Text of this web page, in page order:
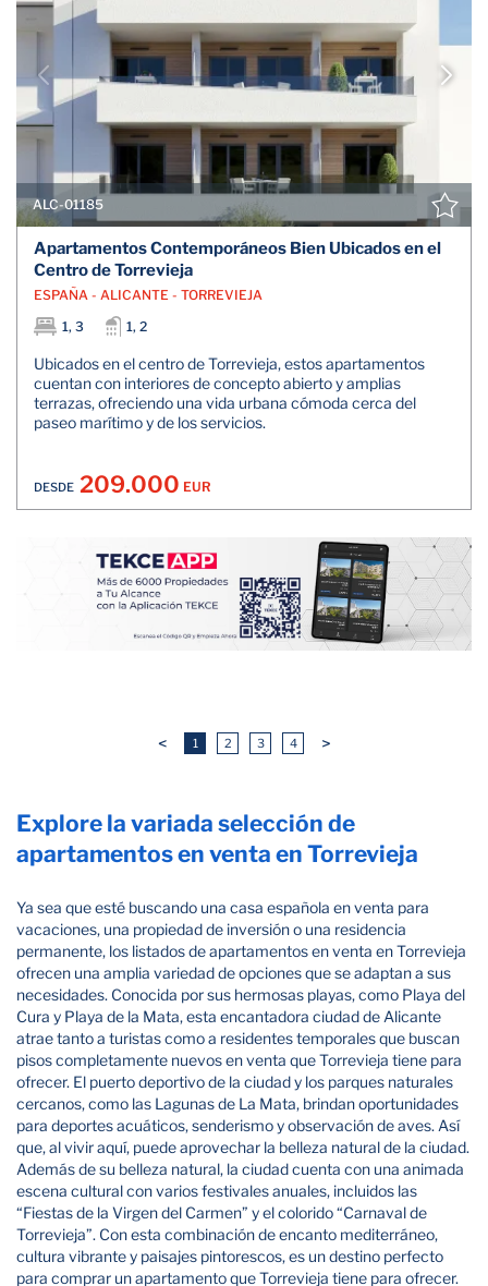
Explore la variada selección de
apartamentos en venta en Torrevieja
Ya sea que esté buscando una casa española en venta para
vacaciones, una propiedad de inversión o una residencia
permanente, los listados de apartamentos en venta en Torrevieja
ofrecen una amplia variedad de opciones que se adaptan a sus
necesidades. Conocida por sus hermosas playas, como Playa del
Cura y Playa de la Mata, esta encantadora ciudad de Alicante
atrae tanto a turistas como a residentes temporales que buscan
pisos completamente nuevos en venta que Torrevieja tiene para
ofrecer. El puerto deportivo de la ciudad y los parques naturales
cercanos, como las Lagunas de La Mata, brindan oportunidades
para deportes acuáticos, senderismo y observación de aves. Así
que, al vivir aquí, puede aprovechar la belleza natural de la ciudad.
Además de su belleza natural, la ciudad cuenta con una animada
escena cultural con varios festivales anuales, incluidos las
“Fiestas de la Virgen del Carmen” y el colorido “Carnaval de
Torrevieja”. Con esta combinación de encanto mediterráneo,
cultura vibrante y paisajes pintorescos, es un destino perfecto
para comprar un apartamento que Torrevieja tiene para ofrecer.
ALC-01185
Apartamentos Contemporáneos Bien Ubicados en el
Centro de Torrevieja
ESPAÑA - ALICANTE - TORREVIEJA
1, 3
1, 2
Ubicados en el centro de Torrevieja, estos apartamentos
cuentan con interiores de concepto abierto y amplias
terrazas, ofreciendo una vida urbana cómoda cerca del
paseo marítimo y de los servicios.
DESDE 209.000 EUR
< 1 2 3 4 >